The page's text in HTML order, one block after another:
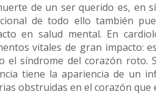
de un ser querido es, en
de todo ello también
en salud mental. En
vitales de gran impacto:
el síndrome del corazón roto.
tiene la apariencia de un
obstruidas en el corazón que